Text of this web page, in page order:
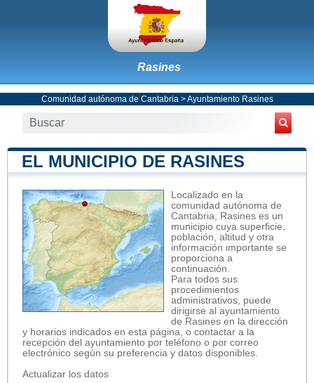
Rasines
Comunidad autónoma de Cantabria >Ayuntamiento Rasines
EL MUNICIPIO DE RASINES
Localizado en la
comunidad autónoma de
Cantabria, Rasines es un
municipio cuya superficie,
población, altitud y otra
información importante se
proporciona a
continuación.
Para todos sus
procedimientos
administrativos, puede
dirigirse al ayuntamiento
de Rasines en la dirección
y horarios indicados en esta página, o contactar a la
recepción del ayuntamiento por teléfono o por correo
electrónico según su preferencia y datos disponibles.
Actualizar los datos